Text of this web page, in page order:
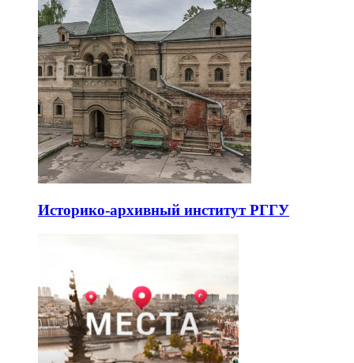
Историко-архивный институт РГГУ